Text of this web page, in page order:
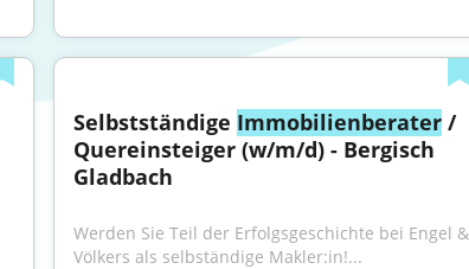
Selbstständige Immobilienberater /
Quereinsteiger (w/m/d) - Bergisch
Gladbach
Werden Sie Teil der Erfolgsgeschichte bei Engel &
Völkers als selbständige Makler:in!...